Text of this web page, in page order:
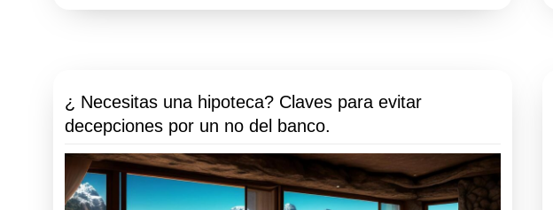
¿ Necesitas una hipoteca? Claves para evitar
decepciones por un no del banco.